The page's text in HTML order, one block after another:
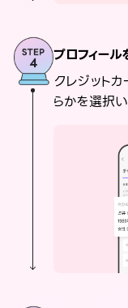
プロフィー
クレジット
らかを選択